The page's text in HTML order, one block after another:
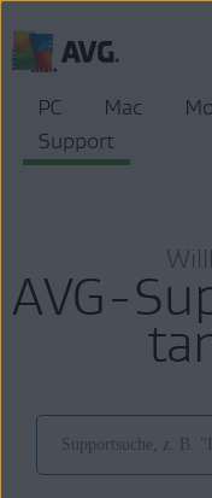
PC Mac
Support
AVG-